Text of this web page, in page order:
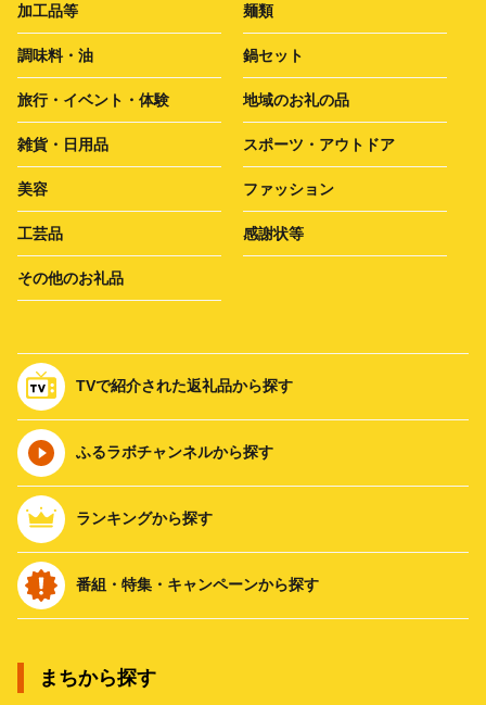
加工品等 麺類
調味料・油 鍋セット
旅行・イベント・体験 地域のお礼の品
雑貨・日用品 スポーツ・アウトドア
美容 ファッション
工芸品 感謝状等
その他のお礼品
TVで紹介された返礼品から探す
ふるラボチャンネルから探す
ランキングから探す
番組・特集・キャンペーンから探す
まちから探す